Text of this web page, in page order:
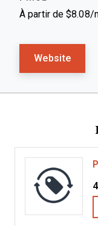
À partir de $8.08/
Website